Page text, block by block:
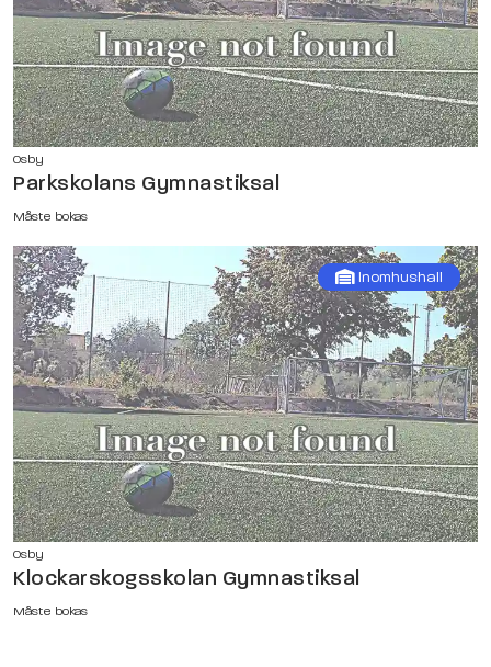
Osby
Parkskolans Gymnastiksal
Måste bokas
Inomhushall
Osby
Klockarskogsskolan Gymnastiksal
Måste bokas